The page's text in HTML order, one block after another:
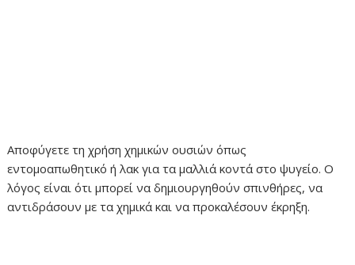
Αποφύγετε τη χρήση χημικών ουσιών όπως
εντομοαπωθητικό ή λακ για τα μαλλιά κοντά στο ψυγείο. Ο
λόγος είναι ότι μπορεί να δημιουργηθούν σπινθήρες, να
αντιδράσουν με τα χημικά και να προκαλέσουν έκρηξη.